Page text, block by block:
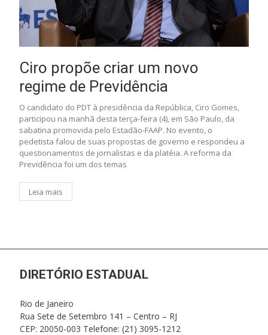
Ciro propõe criar um novo
regime de Previdência
O candidato do PDT à presidência da República, Ciro Gomes,
participou na manhã desta terça-feira (4), em São Paulo, da
sabatina promovida pelo Estadão-FAAP. No evento, o
pedetista falou de suas propostas de governo e respondeu a
questionamentos de jornalistas e da platéia. A reforma da
Previdência foi um dos temas
Leia mais
DIRETÓRIO ESTADUAL
Rio de Janeiro
Rua Sete de Setembro 141 – Centro – RJ
CEP: 20050-003 Telefone: (21) 3095-1212